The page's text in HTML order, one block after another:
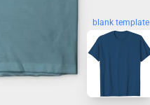
blank template